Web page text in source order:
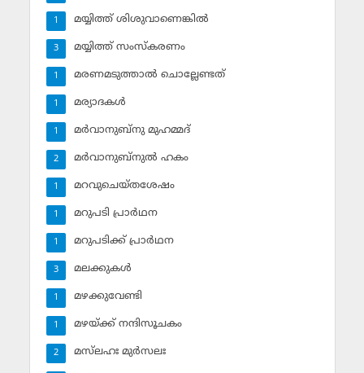
മയ്യിത്ത് ശിശുവാണെങ്കില്‍
1
മയ്യിത്ത് സംസ്‌കരണം
3
മരണമടുത്താല്‍ ചൊല്ലേണ്ടത്
1
മര്യാദകള്‍
1
മര്‍വാനുബ്‌നു മുഹമ്മദ്
1
മര്‍വാനുബ്‌നുല്‍ ഹകം
2
മറവുചെയ്തശേഷം
1
മറുപടി പ്രാര്‍ഥന
1
മറുപടിക്ക് പ്രാര്‍ഥന
1
മലക്കുകള്‍
3
മഴക്കുവേണ്ടി
1
മഴയ്ക്ക് നന്ദിസൂചകം
1
മസ്‌ലഹഃ മുര്‍സലഃ
2